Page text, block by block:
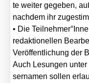
te wei­ter gege­ben,
nach­dem ihr
• Die
redak­tio­nel­len
Ver­öf­fent­li­chung der
Auch Lesun­gen
ser­na­men sol­len